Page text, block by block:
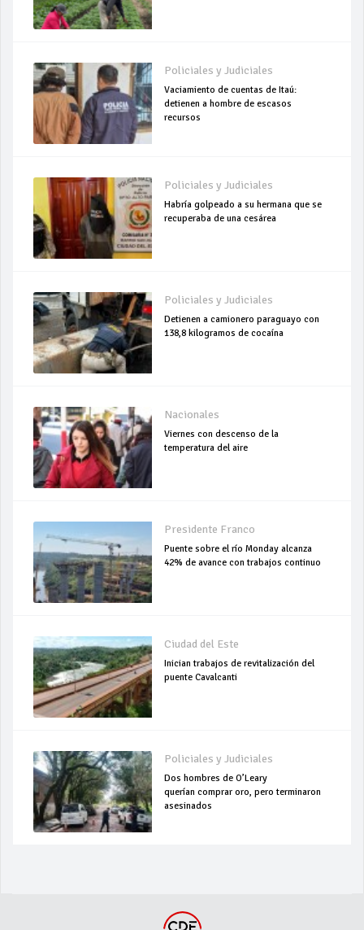
Policiales y Judiciales
Vaciamiento de cuentas de Itaú:
detienen a hombre de escasos
recursos
Policiales y Judiciales
Habría golpeado a su hermana que se
recuperaba de una cesárea
Policiales y Judiciales
Detienen a camionero paraguayo con
138,8 kilogramos de cocaína
Nacionales
Viernes con descenso de la
temperatura del aire
Presidente Franco
Puente sobre el río Monday alcanza
42% de avance con trabajos continuo
Ciudad del Este
Inician trabajos de revitalización del
puente Cavalcanti
Policiales y Judiciales
Dos hombres de O’Leary
querían comprar oro, pero terminaron
asesinados